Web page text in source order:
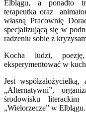
Elblągu, a ponadto
terapeutka oraz
własną Pracownię
specjalizującą się w
radzeniu sobie z
Kocha ludzi,
eksperymentować w
Jest
„Alternatywni”,
środowisku literackim
„Wielorzecze” w Elblągu.